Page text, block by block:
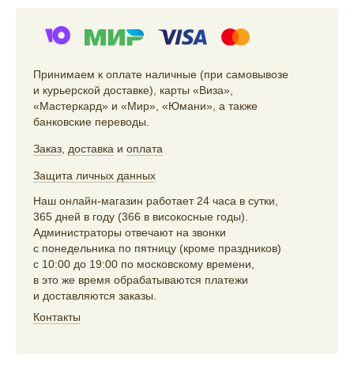
Принимаем к оплате наличные (при самовывозе
и курьерской доставке), карты «Виза»,
«Мастеркард» и «Мир», «Юмани», а также
банковские переводы.
Заказ доставка и оплата
Защита личных данных
Наш онлайн-магазин работает 24 часа в сутки,
365 дней в году (366 в високосные годы).
Администраторы отвечают на звонки
с понедельника по пятницу (кроме праздников)
с 10:00 до 19:00 по московскому времени,
в это же время обрабатываются платежи
и доставляются заказы.
Контакты